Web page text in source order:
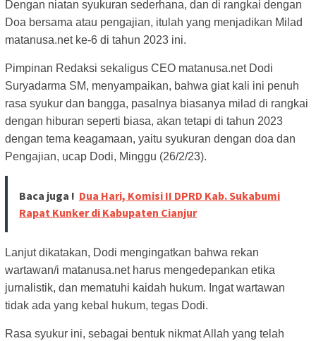
Dengan niatan syukuran sederhana, dan di rangkai dengan
Doa bersama atau pengajian, itulah yang menjadikan Milad
matanusa.net ke-6 di tahun 2023 ini.
Pimpinan Redaksi sekaligus CEO matanusa.net Dodi
Suryadarma SM, menyampaikan, bahwa giat kali ini penuh
rasa syukur dan bangga, pasalnya biasanya milad di rangkai
dengan hiburan seperti biasa, akan tetapi di tahun 2023
dengan tema keagamaan, yaitu syukuran dengan doa dan
Pengajian, ucap Dodi, Minggu (26/2/23).
Baca juga ! Dua Hari, Komisi II DPRD Kab. Sukabumi
Rapat Kunker di Kabupaten Cianjur
Lanjut dikatakan, Dodi mengingatkan bahwa rekan
wartawan/i matanusa.net harus mengedepankan etika
jurnalistik, dan mematuhi kaidah hukum. Ingat wartawan
tidak ada yang kebal hukum, tegas Dodi.
Rasa syukur ini, sebagai bentuk nikmat Allah yang telah